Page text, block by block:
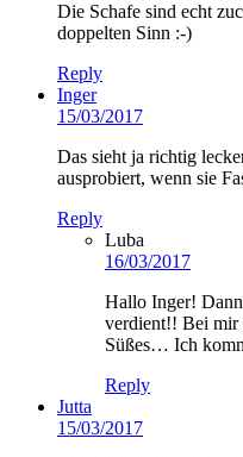
Die Schafe sind echt
doppelten Sinn :-)
Reply
Inger
15/03/2017
Das sieht ja richtig
ausprobiert, wenn sie
Reply
Luba
16/03/2017
Hallo Inger!
verdient!! Bei mir
Süßes… Ich
Reply
Jutta
15/03/2017